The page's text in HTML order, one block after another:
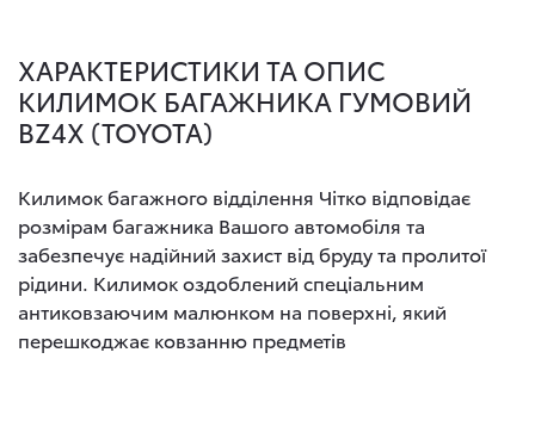
ХАРАКТЕРИСТИКИ ТА ОПИС
КИЛИМОК БАГАЖНИКА ГУМОВИЙ
BZ4X (TOYOTA)
Килимок багажного відділення Чітко відповідає
розмірам багажника Вашого автомобіля та
забезпечує надійний захист від бруду та пролитої
рідини. Килимок оздоблений спеціальним
антиковзаючим малюнком на поверхні, який
перешкоджає ковзанню предметів